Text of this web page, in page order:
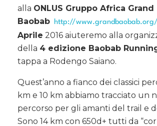
alla ONLUS Gruppo Africa Grand
Baobab http://www.grandbaobab.org/
Aprile 2016 aiuteremo alla
della 4 edizione Baobab
tappa a Rodengo Saiano.
Quest’anno a fianco dei classici
km e 10 km abbiamo tracciato un
percorso per gli amanti del trail e
Sono 14 km con 650d+ tutti da